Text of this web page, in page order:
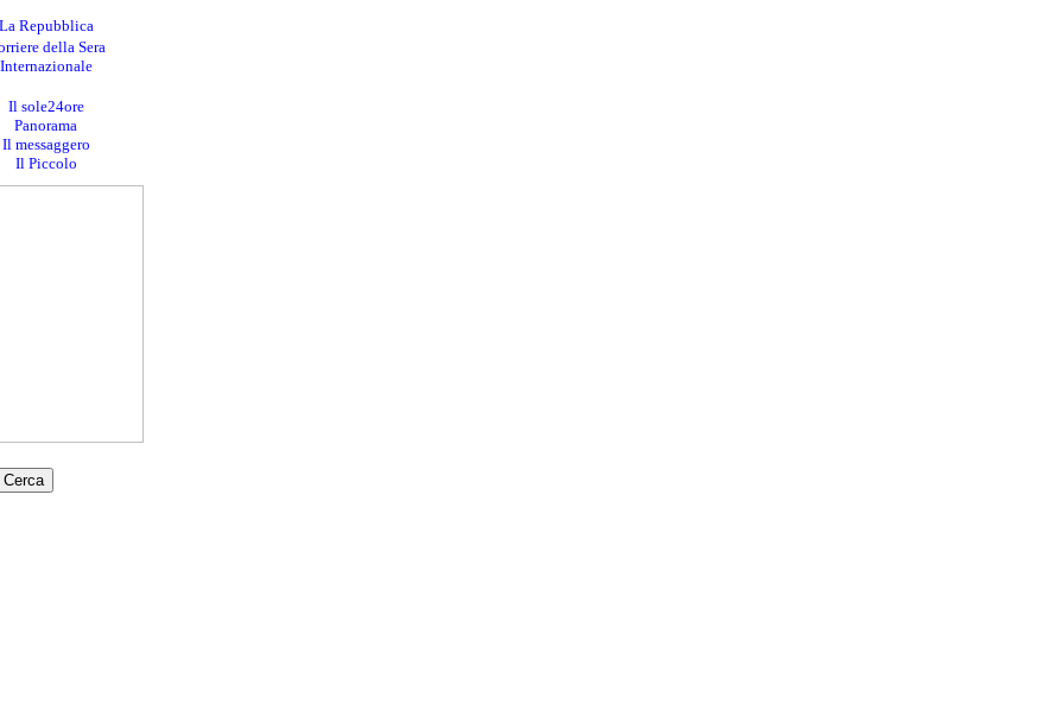
Repubblica
della Sera
Internazionale
Il sole24ore
Panorama
Il messaggero
Il Piccolo